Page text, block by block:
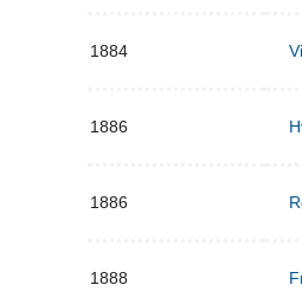
1884
1886
1886
1888